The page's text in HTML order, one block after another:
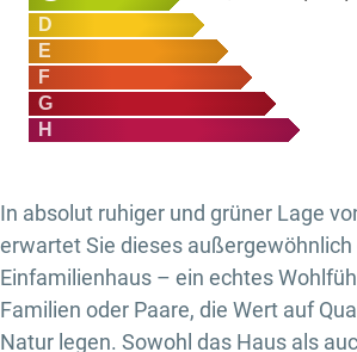
D
E
F
G
H
In absolut ruhiger und grüner Lage
erwartet Sie dieses
Einfamilienhaus – ein echtes
Familien oder Paare, die Wert auf
Natur legen. Sowohl das Haus als